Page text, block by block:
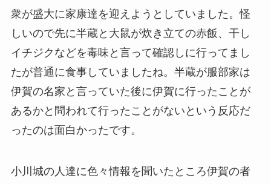
衆が盛大に家康達を迎えようとしていました。怪
しいので先に半蔵と大鼠が炊き立ての赤飯、干し
イチジクなどを毒味と言って確認しに行ってまし
たが普通に食事していましたね。半蔵が服部家は
伊賀の名家と言っていた後に伊賀に行ったことが
あるかと問われて行ったことがないという反応だ
ったのは面白かったです。
小川城の人達に色々情報を聞いたところ伊賀の者